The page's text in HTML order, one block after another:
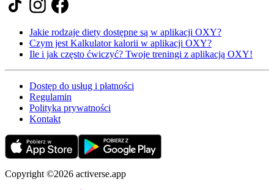
Jakie rodzaje diety dostępne są w aplikacji OXY?
Czym jest Kalkulator kalorii w aplikacji OXY?
Ile i jak często ćwiczyć? Twoje treningi z aplikacją OXY!
Dostęp do usług i płatności
Regulamin
Polityka prywatności
Kontakt
Copyright ©2026 activerse.app